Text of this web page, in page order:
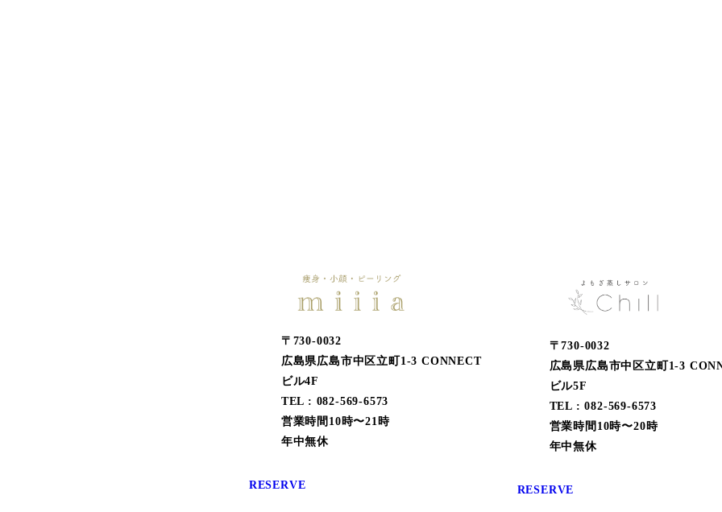
〒730-0032
広島県広島市中区立町1-3 CONNECT
ビル4F
TEL : 082-569-6573
営業時間10時〜21時
年中無休
RESERVE
〒730-0032
広島県広島市中区立町1-3
ビル5F
TEL : 082-569-6573
営業時間10時〜20時
年中無休
RESERVE